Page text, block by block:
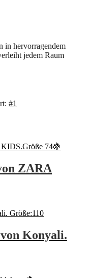
in hervorragendem
jedem Raum
#1
ZARA
Konyali.